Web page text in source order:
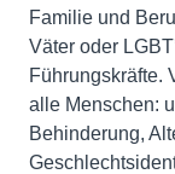
Familie und
Väter oder
Führungskräfte.
alle Menschen:
Behinderung,